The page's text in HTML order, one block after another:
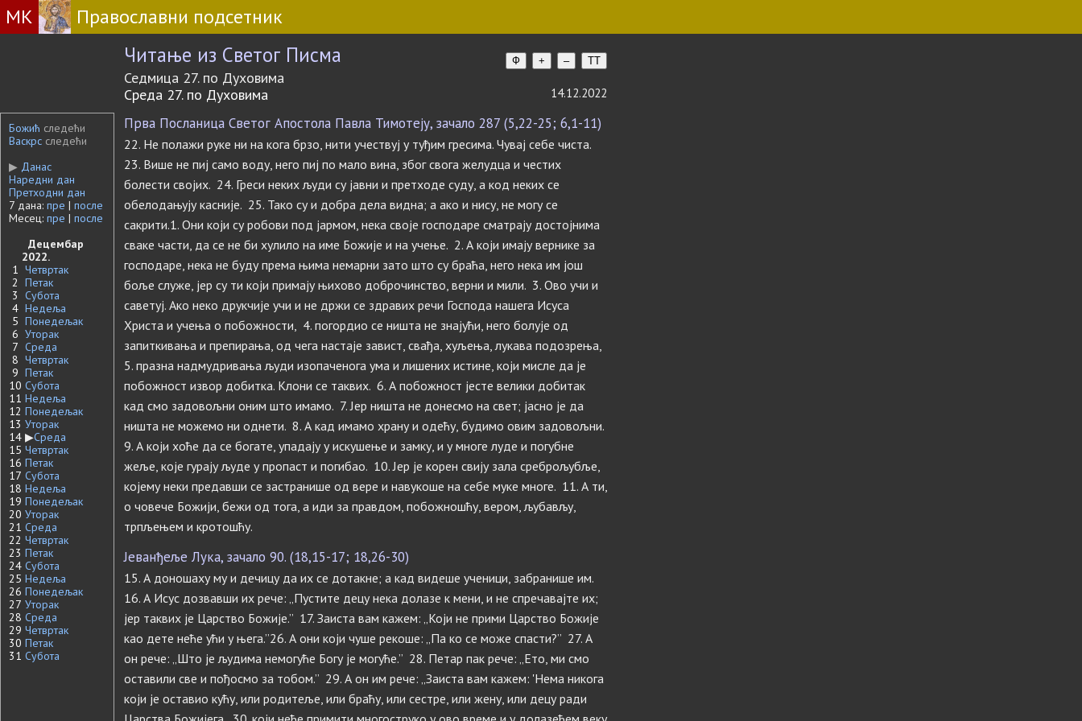
МК Православни подсетник
Читање из Светог Писма Ф + – TT
Седмица 27. по Духовима
Среда 27. по Духовима
14.12.2022
Божић следећи
Васкрс следећи
▶ Данас
Наредни дан
Претходни дан
7 дана: пре | после
Месец: пре | после
Децембар
2022.
1 Четвртак
2 Петак
3 Субота
4 Недеља
5 Понедељак
6 Уторак
7 Среда
8 Четвртак
9 Петак
10 Субота
11 Недеља
12 Понедељак
13 Уторак
14 ▶Среда
15 Четвртак
16 Петак
17 Субота
18 Недеља
19 Понедељак
20 Уторак
21 Среда
22 Четвртак
23 Петак
24 Субота
25 Недеља
26 Понедељак
27 Уторак
28 Среда
29 Четвртак
30 Петак
31 Субота
Прва Посланица Светог Апостола Павла Тимотеју, зачало 287 (5,22-25; 6,1-11)
22. Не полажи руке ни на кога брзо, нити учествуј у туђим гресима. Чувај себе чиста.
23. Више не пиј само воду, него пиј по мало вина, због свога желудца и честих
болести својих. 24. Греси неких људи су јавни и претходе суду, а код неких се
обелодањују касније. 25. Тако су и добра дела видна; а ако и нису, не могу се
сакрити.1. Они који су робови под јармом, нека своје господаре сматрају достојнима
сваке части, да се не би хулило на име Божије и на учење. 2. А који имају вернике за
господаре, нека не буду према њима немарни зато што су браћа, него нека им још
боље служе, јер су ти који примају њихово доброчинство, верни и мили. 3. Ово учи и
саветуј. Ако неко друкчије учи и не држи се здравих речи Господа нашега Исуса
Христа и учења о побожности, 4. погордио се ништа не знајући, него болује од
запиткивања и препирања, од чега настаје завист, свађа, хуљења, лукава подозрења,
5. празна надмудривања људи изопаченога ума и лишених истине, који мисле да је
побожност извор добитка. Клони се таквих. 6. А побожност јесте велики добитак
кад смо задовољни оним што имамо. 7. Јер ништа не донесмо на свет; јасно је да
ништа не можемо ни однети. 8. А кад имамо храну и одећу, будимо овим задовољни.
9. А који хоће да се богате, упадају у искушење и замку, и у многе луде и погубне
жеље, које гурају људе у пропаст и погибао. 10. Јер је корен свију зала среброљубље,
којему неки предавши се застранише од вере и навукоше на себе муке многе. 11. А ти,
о човече Божији, бежи од тога, а иди за правдом, побожношћу, вером, љубављу,
трпљењем и кротошћу.
Јеванђеље Лука, зачало 90. (18,15-17; 18,26-30)
15. А доношаху му и дечицу да их се дотакне; а кад видеше ученици, забранише им.
16. А Исус дозвавши их рече: „Пустите децу нека долазе к мени, и не спречавајте их;
јер таквих је Царство Божије.” 17. Заиста вам кажем: „Који не прими Царство Божије
као дете неће ући у њега.”26. А они који чуше рекоше: „Па ко се може спасти?” 27. А
он рече: „Што је људима немогуће Богу је могуће.” 28. Петар пак рече: „Ето, ми смо
оставили све и пођосмо за тобом.” 29. А он им рече: „Заиста вам кажем: 'Нема никога
који је оставио кућу, или родитеље, или браћу, или сестре, или жену, или децу ради